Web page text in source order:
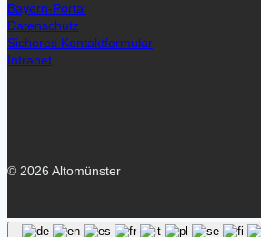
Bayern-Portal
Datenschutz
Sicheres Kontaktformular
Intranet
© 2026 Altomünster